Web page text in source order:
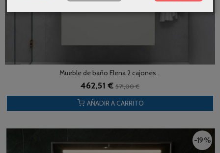
Mueble de baño Elena 2 cajones...
462,51 € 571,00 €
AÑADIR A CARRITO
-19 %